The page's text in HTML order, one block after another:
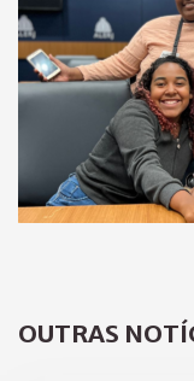
OUTRAS